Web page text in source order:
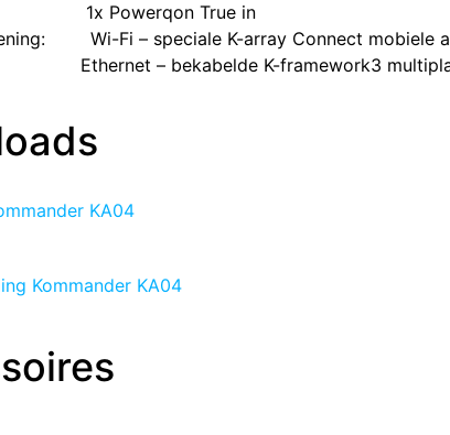
​1x Powerqon True in
​Wi-Fi – speciale K-array Connect mobiele
​Ethernet – bekabelde K-framework3
KA04
Kommander KA04